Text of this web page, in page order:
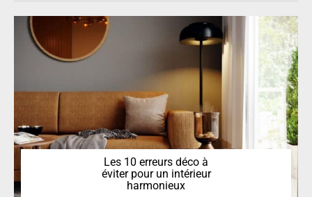
Les 10 erreurs déco à
éviter pour un intérieur
harmonieux